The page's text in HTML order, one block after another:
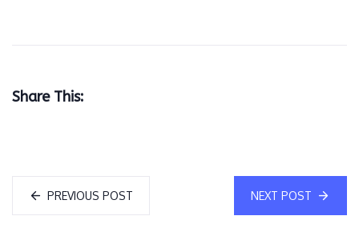
Share This:
PREVIOUS POST NEXT POST